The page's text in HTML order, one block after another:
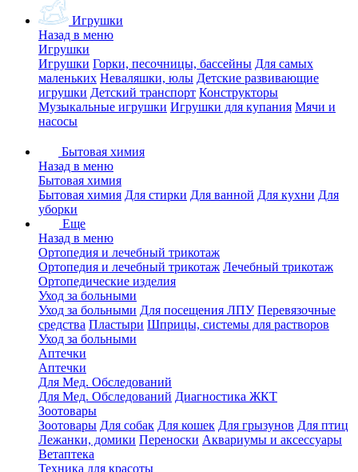
Игрушки
Назад в меню
Игрушки
Игрушки Горки, песочницы, бассейны Для самых
маленьких Неваляшки, юлы Детские развивающие
игрушки Детский транспорт Конструкторы
Музыкальные игрушки Игрушки для купания Мячи и
насосы
Бытовая химия
Назад в меню
Бытовая химия
Бытовая химия Для стирки Для ванной Для кухни Для
уборки
Еще
Назад в меню
Ортопедия и лечебный трикотаж
Ортопедия и лечебный трикотаж Лечебный трикотаж
Ортопедические изделия
Уход за больными
Уход за больными Для посещения ЛПУ Перевязочные
средства Пластыри Шприцы, системы для растворов
Уход за больными
Аптечки
Аптечки
Для Мед. Обследований
Для Мед. Обследований Диагностика ЖКТ
Зоотовары
Зоотовары Для собак Для кошек Для грызунов Для птиц
Лежанки, домики Переноски Аквариумы и аксессуары
Ветаптека
Техника для красоты